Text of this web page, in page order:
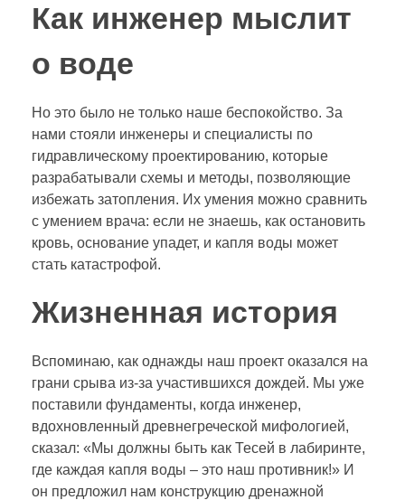
Как инженер мыслит
о воде
Но это было не только наше беспокойство. За
нами стояли инженеры и специалисты по
гидравлическому проектированию, которые
разрабатывали схемы и методы, позволяющие
избежать затопления. Их умения можно сравнить
с умением врача: если не знаешь, как остановить
кровь, основание упадет, и капля воды может
стать катастрофой.
Жизненная история
Вспоминаю, как однажды наш проект оказался на
грани срыва из-за участившихся дождей. Мы уже
поставили фундаменты, когда инженер,
вдохновленный древнегреческой мифологией,
сказал: «Мы должны быть как Тесей в лабиринте,
где каждая капля воды – это наш противник!» И
он предложил нам конструкцию дренажной